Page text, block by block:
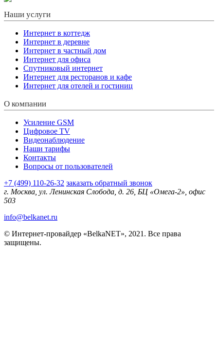
Наши услуги
Интернет в коттедж
Интернет в деревне
Интернет в частный дом
Интернет для офиса
Спутниковый интернет
Интернет для ресторанов и кафе
Интернет для отелей и гостиниц
О компании
Усиление GSM
Цифровое TV
Видеонаблюдение
Наши тарифы
Контакты
Вопросы от пользователей
+7 (499) 110-26-32 заказать обратный звонок
г. Москва, ул. Ленинская Слобода, д. 26, БЦ «Омега-2», офис
503
info@belkanet.ru
© Интернет-провайдер «BelkaNET», 2021. Все права
защищены.